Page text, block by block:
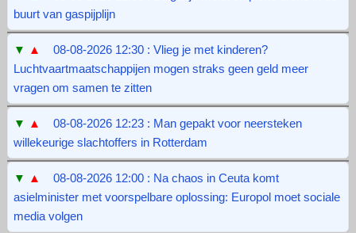
buurt van gaspijplijn
▼ ▲
08-08-2026 12:30 : Vlieg je met kinderen?
Luchtvaartmaatschappijen mogen straks geen geld meer
vragen om samen te zitten
▼ ▲
08-08-2026 12:23 : Man gepakt voor neersteken
willekeurige slachtoffers in Rotterdam
▼ ▲
08-08-2026 12:00 : Na chaos in Ceuta komt
asielminister met voorspelbare oplossing: Europol moet sociale
media volgen